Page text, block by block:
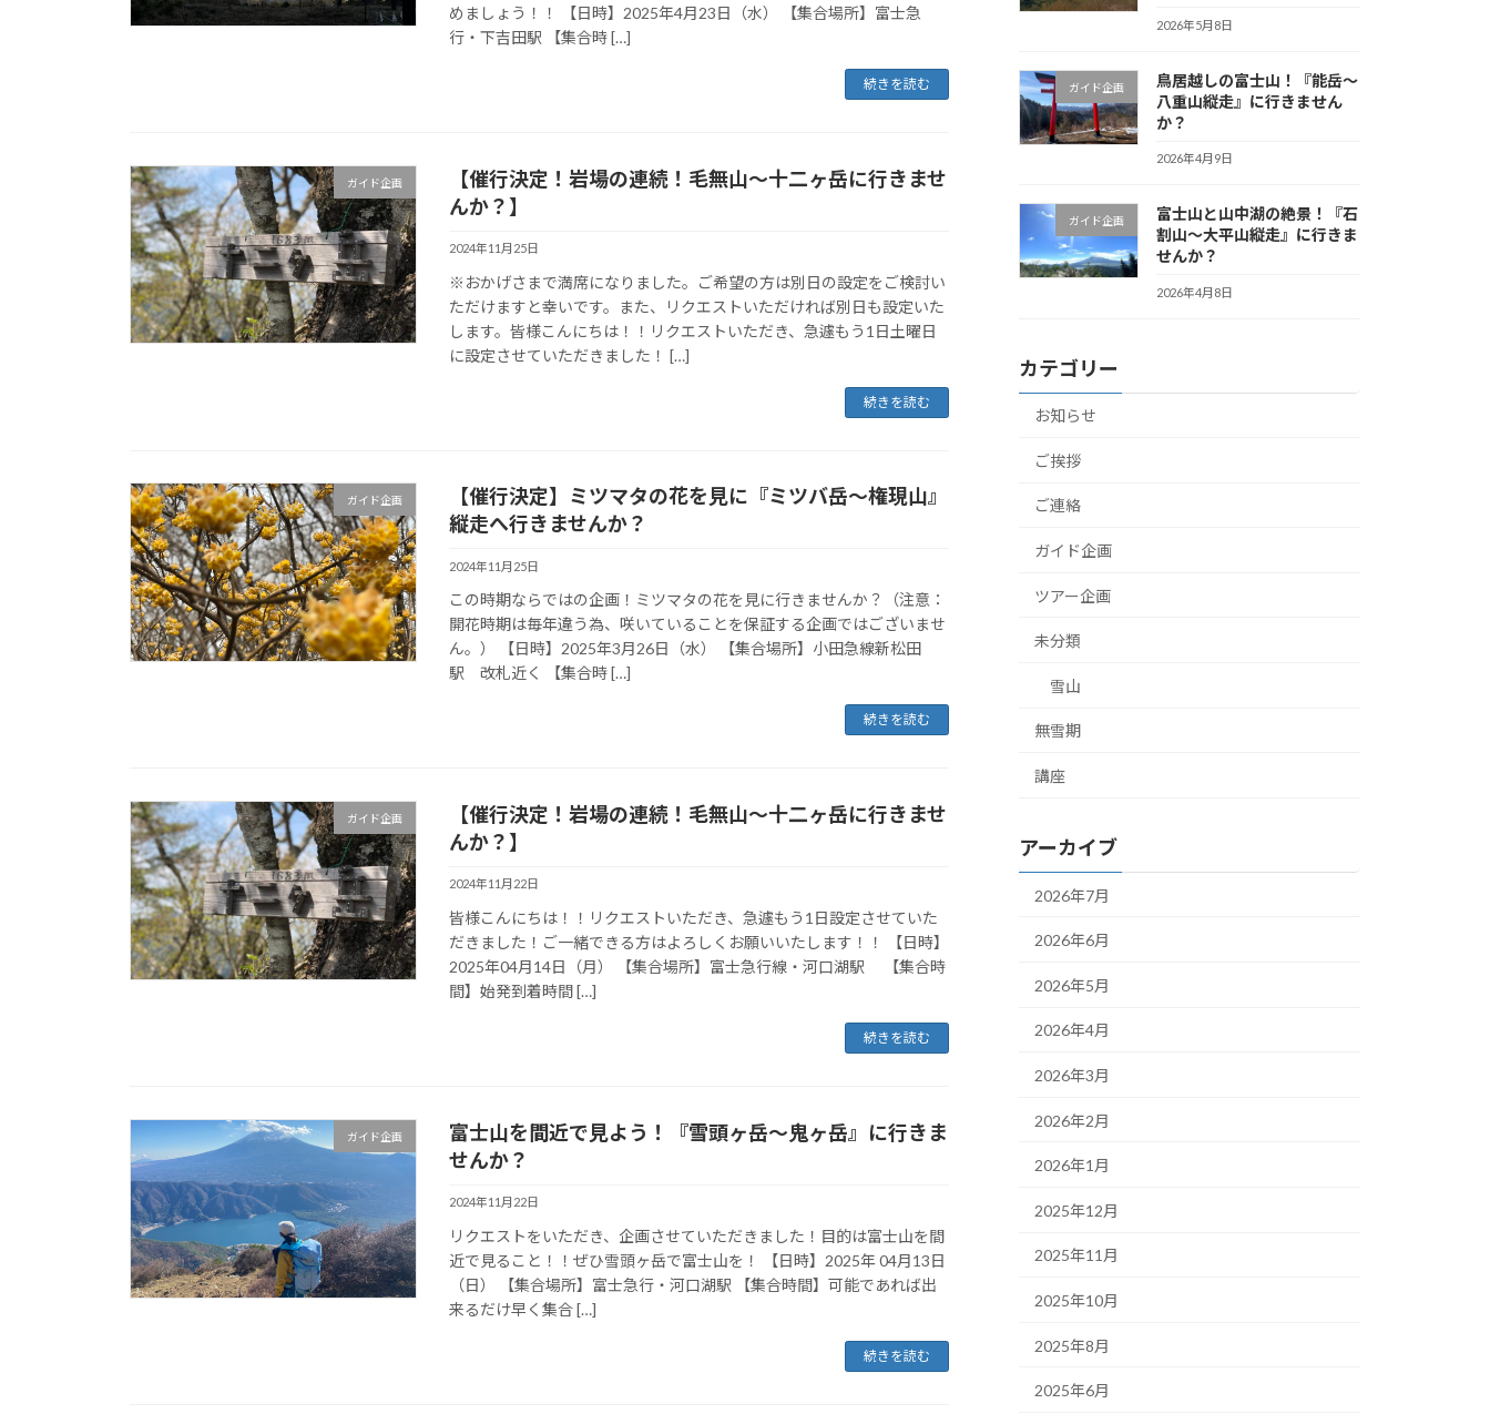
めましょう！！ 【日時】2025年4月23日（水） 【集合場所】富士急
行・下吉田駅 【集合時 […]
続きを読む
ガイド企画
【催行決定！岩場の連続！毛無山〜十二ヶ岳に行きませ
んか？】
2024年11月25日
※おかげさまで満席になりました。ご希望の方は別日の設定をご検討い
ただけますと幸いです。また、リクエストいただければ別日も設定いた
します。皆様こんにちは！！リクエストいただき、急遽もう1日土曜日
に設定させていただきました！ […]
続きを読む
ガイド企画
【催行決定】ミツマタの花を見に『ミツバ岳〜権現山』
縦走へ行きませんか？
2024年11月25日
この時期ならではの企画！ミツマタの花を見に行きませんか？（注意：
開花時期は毎年違う為、咲いていることを保証する企画ではございませ
ん。） 【日時】2025年3月26日（水） 【集合場所】小田急線新松田
駅 改札近く 【集合時 […]
続きを読む
ガイド企画
【催行決定！岩場の連続！毛無山〜十二ヶ岳に行きませ
んか？】
2024年11月22日
皆様こんにちは！！リクエストいただき、急遽もう1日設定させていた
だきました！ご一緒できる方はよろしくお願いいたします！！ 【日時】
2025年04月14日（月） 【集合場所】富士急行線・河口湖駅 【集合時
間】始発到着時間 […]
続きを読む
ガイド企画
富士山を間近で見よう！『雪頭ヶ岳〜鬼ヶ岳』に行きま
せんか？
2024年11月22日
リクエストをいただき、企画させていただきました！目的は富士山を間
近で見ること！！ぜひ雪頭ヶ岳で富士山を！ 【日時】2025年 04月13日
（日） 【集合場所】富士急行・河口湖駅 【集合時間】可能であれば出
来るだけ早く集合 […]
続きを読む
2026年5月8日
ガイド企画
鳥居越しの富士山！『能岳〜
八重山縦走』に行きません
か？
2026年4月9日
ガイド企画
富士山と山中湖の絶景！『石
割山〜大平山縦走』に行きま
せんか？
2026年4月8日
カテゴリー
お知らせ
ご挨拶
ご連絡
ガイド企画
ツアー企画
未分類
雪山
無雪期
講座
アーカイブ
2026年7月
2026年6月
2026年5月
2026年4月
2026年3月
2026年2月
2026年1月
2025年12月
2025年11月
2025年10月
2025年8月
2025年6月